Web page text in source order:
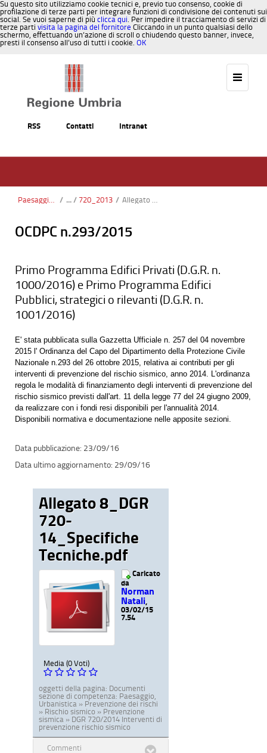
Su questo sito utilizziamo cookie tecnici e, previo tuo consenso, cookie di
profilazione di terze parti per integrare funzioni di condivisione dei contenuti sui
social. Se vuoi saperne di più clicca qui. Per impedire il tracciamento di servizi di
terze parti visita la pagina del fornitore Cliccando in un punto qualsiasi dello
schermo, effettuando un’azione di scroll o chiudendo questo banner, invece,
presti il consenso all’uso di tutti i cookie. OK
RSS Contatti Intranet
Paesaggio, Territorio, Urbanistica / 720_2013 / Allegato 8_DGR 720-14_Specifiche Tecniche.pdf
OCDPC n.293/2015
Primo Programma Edifici Privati (D.G.R. n.
1000/2016) e Primo Programma Edifici
Pubblici, strategici o rilevanti (D.G.R. n.
1001/2016)
E' stata pubblicata sulla Gazzetta Ufficiale n. 257 del 04 novembre
2015 l' Ordinanza del Capo del Dipartimento della Protezione Civile
Nazionale n.293 del 26 ottobre 2015, relativa ai contributi per gli
interventi di prevenzione del rischio sismico, anno 2014. L'ordinanza
regola le modalità di finanziamento degli interventi di prevenzione del
rischio sismico previsti dall'art. 11 della legge 77 del 24 giugno 2009,
da realizzare con i fondi resi disponibili per l'annualità 2014.
Disponibili normativa e documentazione nelle apposite sezioni.
23/09/16
29/09/16
Allegato 8_DGR
720-
14_Specifiche
Tecniche.pdf
Caricato
da
Norman
Natali
03/02/15
7.54
Media (0 Voti)
oggetti della pagina: Documenti
sezione di competenza: Paesaggio,
Urbanistica » Prevenzione dei rischi
» Rischio sismico » Prevenzione
sismica » DGR 720/2014 Interventi di
prevenzione rischio sismico
Commenti